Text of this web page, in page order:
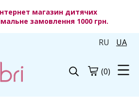
магазин дитячих
замовлення 1000 грн.
RU UA
(0)